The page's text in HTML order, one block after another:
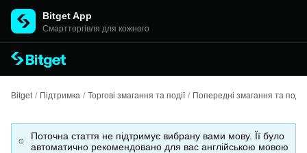
Bitget App
Cмартторгівля для кожного
Bitget / Підтримка / Торгові змагання та події / Попередні змагання та події
Поточна стаття не підтримує вибрану вами мову. Її було
автоматично рекомендовано для вас англійською мовою